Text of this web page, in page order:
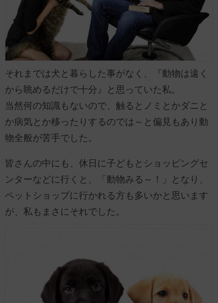
それまでは犬と暮らした事がなく、『動物は遠く
から眺めるだけで十分』と思っていた私。
当然何の知識もないので、触るとノミとかダニと
か病気とか移ったりするのでは～と偏見もあり動
物全般が苦手でした。
皆さんの中にも、休日に子どもとショッピングセ
ンターなどに行くと、「動物みる～！」となり、
ペットショップに行かれる方も多いかと思います
が、私もまさにそれでした。